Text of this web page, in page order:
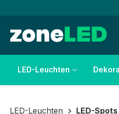
LED-Leuchten
LED-Leuchten LED-